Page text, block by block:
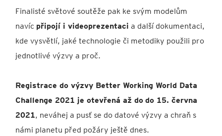
Finalisté světové soutěže pak ke svým modelům
navíc připojí i videoprezentaci a další dokumentaci,
kde vysvětlí, jaké technologie či metodiky použili pro
jednotlivé výzvy a proč.
Registrace do výzvy Better Working World Data
Challenge 2021 je otevřená až do do 15. června
2021, neváhej a pusť se do datové výzvy a chraň s
námi planetu před požáry ještě dnes.